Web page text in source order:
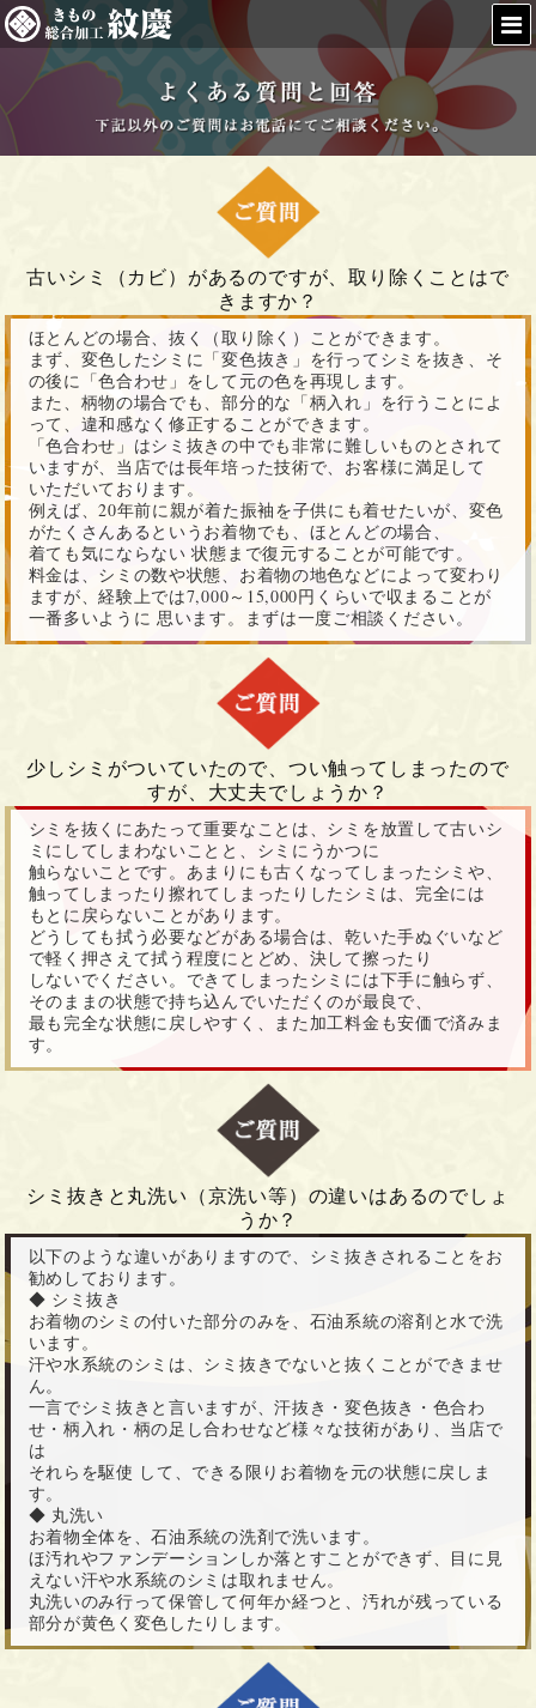
古いシミ（カビ）があるのですが、取り除くことはで
きますか？
ほとんどの場合、抜く（取り除く）ことができます。
まず、変色したシミに「変色抜き」を行ってシミを抜き、そ
の後に「色合わせ」をして元の色を再現します。
また、柄物の場合でも、部分的な「柄入れ」を行うことによ
って、違和感なく修正することができます。
「色合わせ」はシミ抜きの中でも非常に難しいものとされて
いますが、当店では長年培った技術で、お客様に満足して
いただいております。
例えば、20年前に親が着た振袖を子供にも着せたいが、変色
がたくさんあるというお着物でも、ほとんどの場合、
着ても気にならない 状態まで復元することが可能です。
料金は、シミの数や状態、お着物の地色などによって変わり
ますが、経験上では7,000～15,000円くらいで収まることが
一番多いように 思います。まずは一度ご相談ください。
少しシミがついていたので、つい触ってしまったので
すが、大丈夫でしょうか？
シミを抜くにあたって重要なことは、シミを放置して古いシ
ミにしてしまわないことと、シミにうかつに
触らないことです。あまりにも古くなってしまったシミや、
触ってしまったり擦れてしまったりしたシミは、完全には
もとに戻らないことがあります。
どうしても拭う必要などがある場合は、乾いた手ぬぐいなど
で軽く押さえて拭う程度にとどめ、決して擦ったり
しないでください。できてしまったシミには下手に触らず、
そのままの状態で持ち込んでいただくのが最良で、
最も完全な状態に戻しやすく、また加工料金も安価で済みま
す。
シミ抜きと丸洗い（京洗い等）の違いはあるのでしょ
うか？
以下のような違いがありますので、シミ抜きされることをお
勧めしております。
◆ シミ抜き
お着物のシミの付いた部分のみを、石油系統の溶剤と水で洗
います。
汗や水系統のシミは、シミ抜きでないと抜くことができませ
ん。
一言でシミ抜きと言いますが、汗抜き・変色抜き・色合わ
せ・柄入れ・柄の足し合わせなど様々な技術があり、当店で
は
それらを駆使 して、できる限りお着物を元の状態に戻しま
す。
◆ 丸洗い
お着物全体を、石油系統の洗剤で洗います。
ほ汚れやファンデーションしか落とすことができず、目に見
えない汗や水系統のシミは取れません。
丸洗いのみ行って保管して何年か経つと、汚れが残っている
部分が黄色く変色したりします。